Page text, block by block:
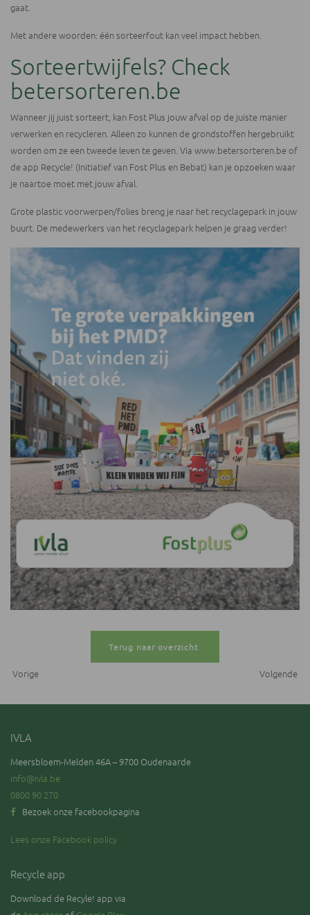
gaat.
Met andere woorden: één sorteerfout kan veel impact hebben.
Sorteertwijfels? Check
betersorteren.be
Wanneer jij juist sorteert, kan Fost Plus jouw afval op de juiste manier
verwerken en recycleren. Alleen zo kunnen de grondstoffen hergebruikt
worden om ze een tweede leven te geven. Via www.betersorteren.be of
de app Recycle! (Initiatief van Fost Plus en Bebat) kan je opzoeken waar
je naartoe moet met jouw afval.
Grote plastic voorwerpen/folies breng je naar het recyclagepark in jouw
buurt. De medewerkers van het recyclagepark helpen je graag verder!
Vorige Volgende
Terug naar overzicht
IVLA
Meersbloem-Melden 46A – 9700 Oudenaarde
info@ivla.be
0800 90 270
Bezoek onze facebookpagina
Lees onze Facebook policy
Recycle app
Download de Recyle! app via